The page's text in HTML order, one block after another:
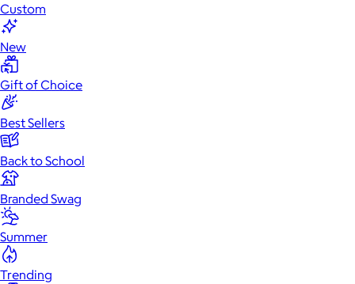
Custom
New
Gift of Choice
Best Sellers
Back to School
Branded Swag
Summer
Trending